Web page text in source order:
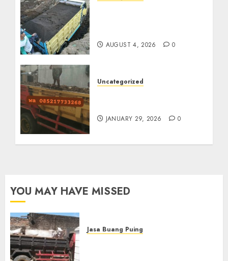
AUGUST 4, 2026 0
Uncategorized
JANUARY 29, 2026 0
YOU MAY HAVE MISSED
Jasa Buang Puing